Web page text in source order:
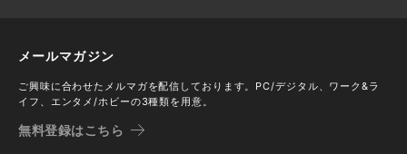
メールマガジン
ご興味に合わせたメルマガを配信しております。PC/デジタル、ワーク&ラ
イフ、エンタメ/ホビーの3種類を用意。
無料登録はこちら